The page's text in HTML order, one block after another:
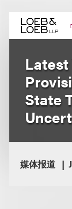
content
State
媒体报道